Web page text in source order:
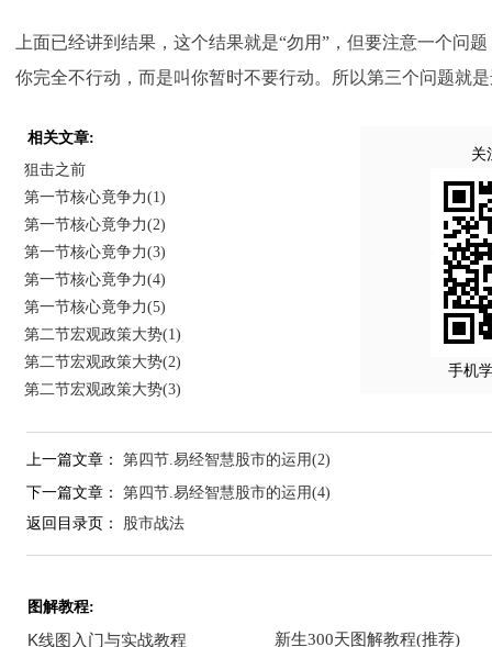
上面已经讲到结果，这个结果就是“勿用”，但要注意一个问
你完全不行动，而是叫你暂时不要行动。所以第三个问题就
相关文章:
狙击之前
第一节核心竟争力(1)
第一节核心竟争力(2)
第一节核心竟争力(3)
第一节核心竟争力(4)
第一节核心竟争力(5)
第二节宏观政策大势(1)
第二节宏观政策大势(2)
第二节宏观政策大势(3)
关
手机
上一篇文章： 第四节.易经智慧股市的运用(2)
下一篇文章： 第四节.易经智慧股市的运用(4)
返回目录页： 股市战法
图解教程: